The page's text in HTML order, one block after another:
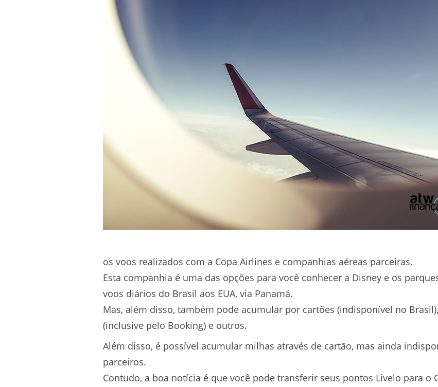
os voos realizados com a Copa Airlines e companhias aéreas parceiras.
Esta companhia é uma das opções para você conhecer a Disney e os
voos diários do Brasil aos EUA, via Panamá.
Mas, além disso, também pode acumular por cartões (indisponível no
(inclusive pelo Booking) e outros.
Além disso, é possível acumular milhas através de cartão, mas ainda
parceiros.
Contudo, a boa notícia é que você pode transferir seus pontos Livelo para o